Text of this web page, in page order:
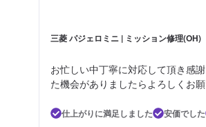
三菱 パジェロミニ | ミッション修理(OH)
お忙しい中丁寧に対応して頂き感
た機会がありましたらよろしくお願
仕上がりに満足しました 安価でした